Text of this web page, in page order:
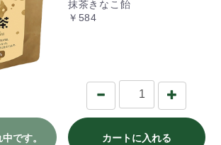
です。
抹茶きなこ飴
￥584
カートに入れる